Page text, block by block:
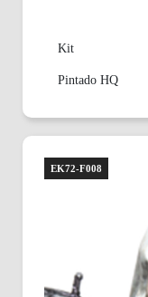
Kit
Pintado HQ
EK72-F008